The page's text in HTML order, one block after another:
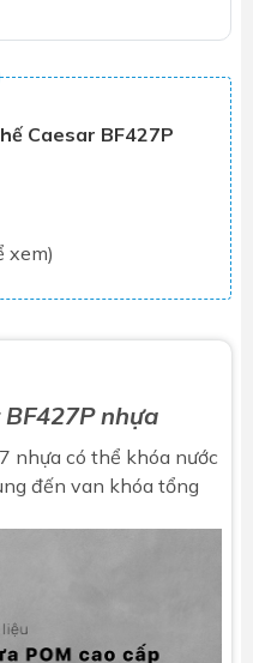
Caesar BF427P
xem)
nhựa
nhựa có thể khóa nước
đến van khóa tổng